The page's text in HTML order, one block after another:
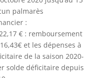
palmarès
:
€ : remboursement
et les dépenses à
de la saison 2020-
solde déficitaire depuis